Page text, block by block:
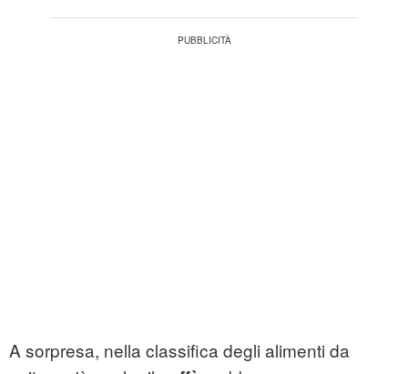
A sorpresa, nella classifica degli alimenti da